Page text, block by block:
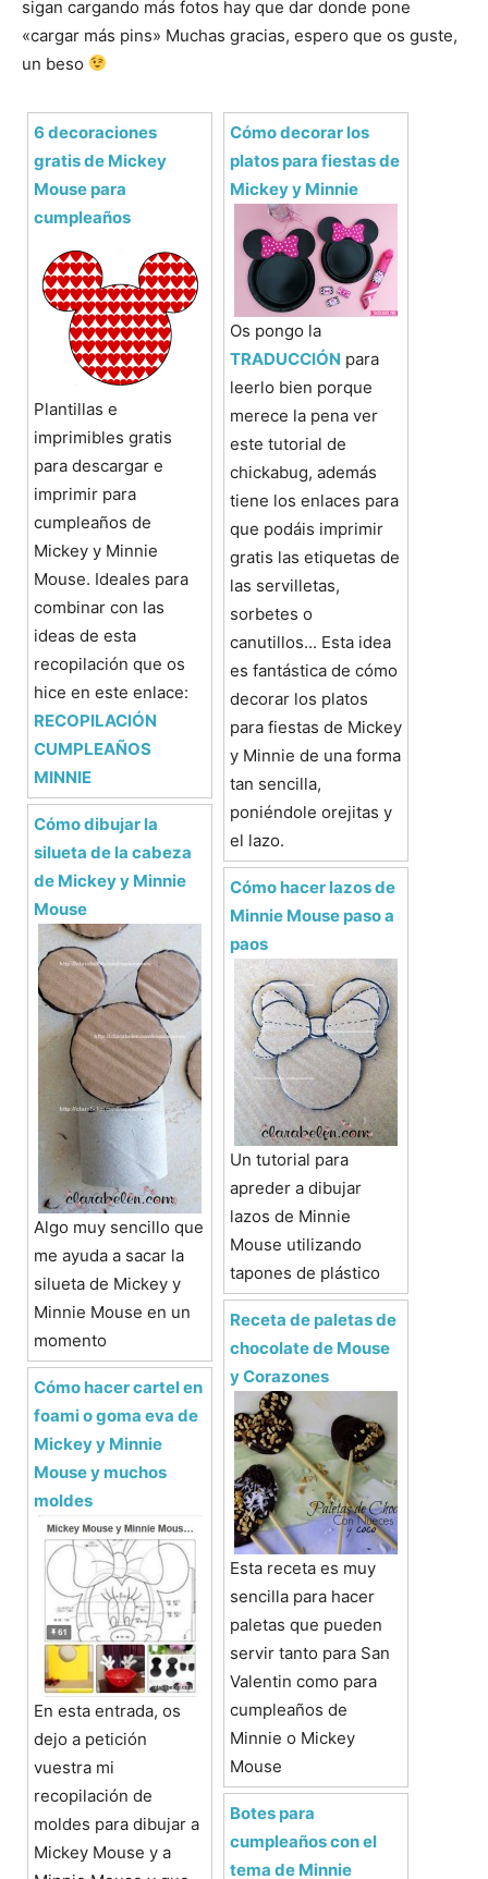
sigan cargando más fotos hay que dar donde pone
«cargar más pins» Muchas gracias, espero que os guste,
un beso
6 decoraciones
gratis de Mickey
Mouse para
cumpleaños
Plantillas e
imprimibles gratis
para descargar e
imprimir para
cumpleaños de
Mickey y Minnie
Mouse. Ideales para
combinar con las
ideas de esta
recopilación que os
hice en este enlace:
RECOPILACIÓN
CUMPLEAÑOS
MINNIE
Cómo dibujar la
silueta de la cabeza
de Mickey y Minnie
Mouse
Algo muy sencillo que
me ayuda a sacar la
silueta de Mickey y
Minnie Mouse en un
momento
Cómo hacer cartel en
foami o goma eva de
Mickey y Minnie
Mouse y muchos
moldes
En esta entrada, os
dejo a petición
vuestra mi
recopilación de
moldes para dibujar a
Mickey Mouse y a
Cómo decorar los
platos para fiestas de
Mickey y Minnie
Os pongo la
TRADUCCIÓN para
leerlo bien porque
merece la pena ver
este tutorial de
chickabug, además
tiene los enlaces para
que podáis imprimir
gratis las etiquetas de
las servilletas,
sorbetes o
canutillos... Esta idea
es fantástica de cómo
decorar los platos
para fiestas de Mickey
y Minnie de una forma
tan sencilla,
poniéndole orejitas y
el lazo.
Cómo hacer lazos de
Minnie Mouse paso a
paos
Un tutorial para
apreder a dibujar
lazos de Minnie
Mouse utilizando
tapones de plástico
Receta de paletas de
chocolate de Mouse
y Corazones
Esta receta es muy
sencilla para hacer
paletas que pueden
servir tanto para San
Valentin como para
cumpleaños de
Minnie o Mickey
Mouse
Botes para
cumpleaños con el
tema de Minnie